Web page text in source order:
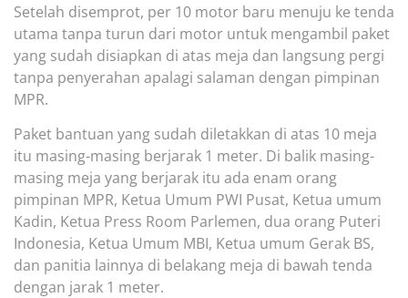
Setelah disemprot, per 10 motor baru menuju ke tenda
utama tanpa turun dari motor untuk mengambil paket
yang sudah disiapkan di atas meja dan langsung pergi
tanpa penyerahan apalagi salaman dengan pimpinan
MPR.
Paket bantuan yang sudah diletakkan di atas 10 meja
itu masing-masing berjarak 1 meter. Di balik masing-
masing meja yang berjarak itu ada enam orang
pimpinan MPR, Ketua Umum PWI Pusat, Ketua umum
Kadin, Ketua Press Room Parlemen, dua orang Puteri
Indonesia, Ketua Umum MBI, Ketua umum Gerak BS,
dan panitia lainnya di belakang meja di bawah tenda
dengan jarak 1 meter.